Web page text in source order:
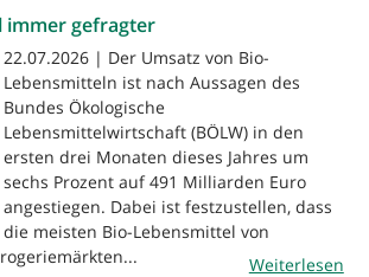
immer gefragter
22.07.2026 | Der Umsatz von Bio-
Lebensmitteln ist nach Aussagen des
Bundes Ökologische
Lebensmittelwirtschaft (BÖLW) in den
ersten drei Monaten dieses Jahres um
sechs Prozent auf 491 Milliarden Euro
angestiegen. Dabei ist festzustellen, dass
die meisten Bio-Lebensmittel von
Weiterlesen